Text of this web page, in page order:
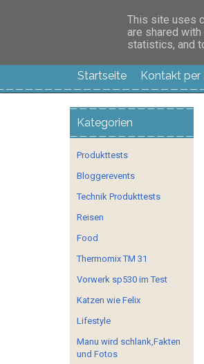
Manus
Startseite Kontakt per
Kategorien
Produkttests
Bloggerevents
Technik Produkttests
Reisen
Food
Thermomix TM 31
Vorwerk sp530 im Test
Katzen wie Felix
Lifestyle
Manu wird schlank,Fakten
und Fotos
This site uses
are shared
statistics, and